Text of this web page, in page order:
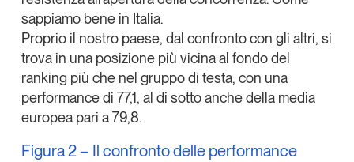
sappiamo bene in Italia.
Proprio il nostro paese, dal confronto con gli altri, si
trova in una posizione più vicina al fondo del
ranking più che nel gruppo di testa, con una
performance di 77,1, al di sotto anche della media
europea pari a 79,8.
Figura 2 – Il confronto delle performance